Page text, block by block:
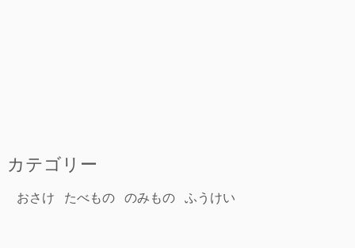
カテゴリー
おさけ たべもの のみもの ふうけい